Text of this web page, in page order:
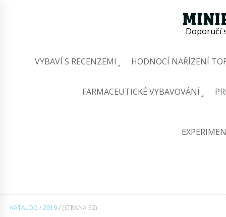
Doporučí
VYBAVÍ S RECENZEMI HODNOCÍ NAŘÍZENÍ
FARMACEUTICKÉ VYBAVOVÁNÍ
KATALOG /2019/ (STRANA 52)